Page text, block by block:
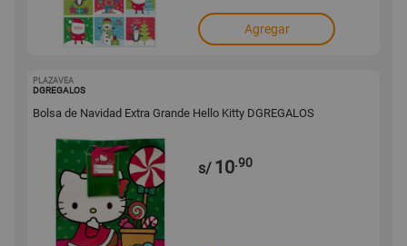
Agregar
PLAZAVEA
DGREGALOS
Bolsa de Navidad Extra Grande Hello Kitty DGREGALOS
s/ 10.90